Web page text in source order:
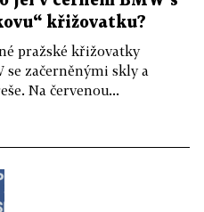
křižovatku?
pražské křižovatky
začerněnými skly a
Na červenou...